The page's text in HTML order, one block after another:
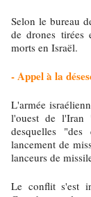
Selon le bureau
de drones
morts en Israël.
- Appel à la
L'armée
l'ouest de l'Iran
desquelles
lancement de
lanceurs de
Le conflit s'est